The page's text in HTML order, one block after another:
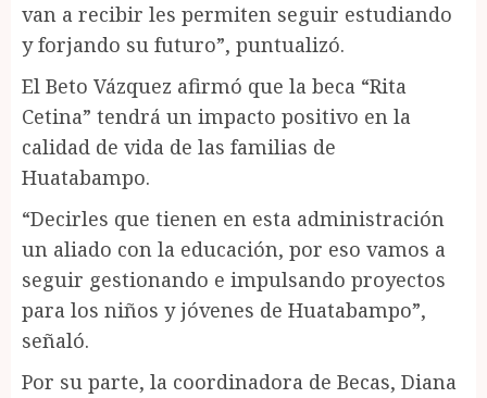
van a recibir les permiten seguir estudiando
y forjando su futuro”, puntualizó.
El Beto Vázquez afirmó que la beca “Rita
Cetina” tendrá un impacto positivo en la
calidad de vida de las familias de
Huatabampo.
“Decirles que tienen en esta administración
un aliado con la educación, por eso vamos a
seguir gestionando e impulsando proyectos
para los niños y jóvenes de Huatabampo”,
señaló.
Por su parte, la coordinadora de Becas, Diana